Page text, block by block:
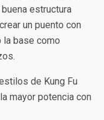
estructura
un puento con
la base como
de Kung Fu
mayor potencia con